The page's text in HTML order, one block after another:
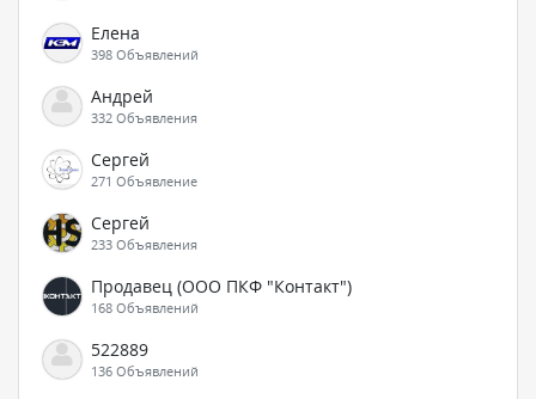
Елена
398 Объявлений
Андрей
332 Объявления
Сергей
271 Объявление
Сергей
233 Объявления
Продавец (ООО ПКФ "Контакт")
168 Объявлений
522889
136 Объявлений